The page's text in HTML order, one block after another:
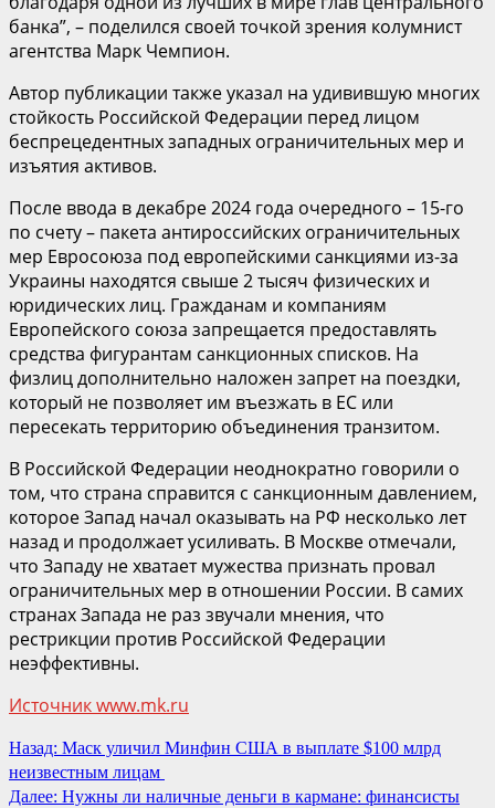
банка”, – поделился своей точкой зрения колумнист
агентства Марк Чемпион.
Автор публикации также указал на удивившую многих
стойкость Российской Федерации перед лицом
беспрецедентных западных ограничительных мер и
изъятия активов.
После ввода в декабре 2024 года очередного – 15-го
по счету – пакета антироссийских ограничительных
мер Евросоюза под европейскими санкциями из-за
Украины находятся свыше 2 тысяч физических и
юридических лиц. Гражданам и компаниям
Европейского союза запрещается предоставлять
средства фигурантам санкционных списков. На
физлиц дополнительно наложен запрет на поездки,
который не позволяет им въезжать в ЕС или
пересекать территорию объединения транзитом.
В Российской Федерации неоднократно говорили о
том, что страна справится с санкционным давлением,
которое Запад начал оказывать на РФ несколько лет
назад и продолжает усиливать. В Москве отмечали,
что Западу не хватает мужества признать провал
ограничительных мер в отношении России. В самих
странах Запада не раз звучали мнения, что
рестрикции против Российской Федерации
неэффективны.
Источник www.mk.ru
Продолжить
чтение
Назад: Маск уличил Минфин США в выплате $100 млрд
неизвестным лицам
Далее: Нужны ли наличные деньги в кармане: финансисты